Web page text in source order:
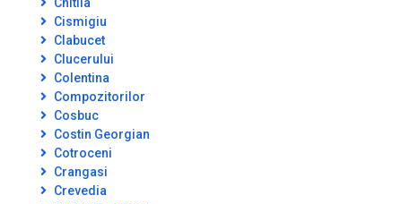
Cismigiu
Clabucet
Clucerului
Colentina
Compozitorilor
Cosbuc
Costin Georgian
Cotroceni
Crangasi
Crevedia